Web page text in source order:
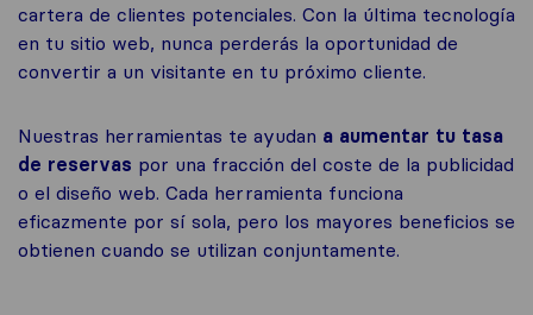
cartera de clientes potenciales. Con la última tecnología
en tu sitio web, nunca perderás la oportunidad de
convertir a un visitante en tu próximo cliente.
Nuestras herramientas te ayudan a aumentar tu tasa
de reservas por una fracción del coste de la publicidad
o el diseño web. Cada herramienta funciona
eficazmente por sí sola, pero los mayores beneficios se
obtienen cuando se utilizan conjuntamente.